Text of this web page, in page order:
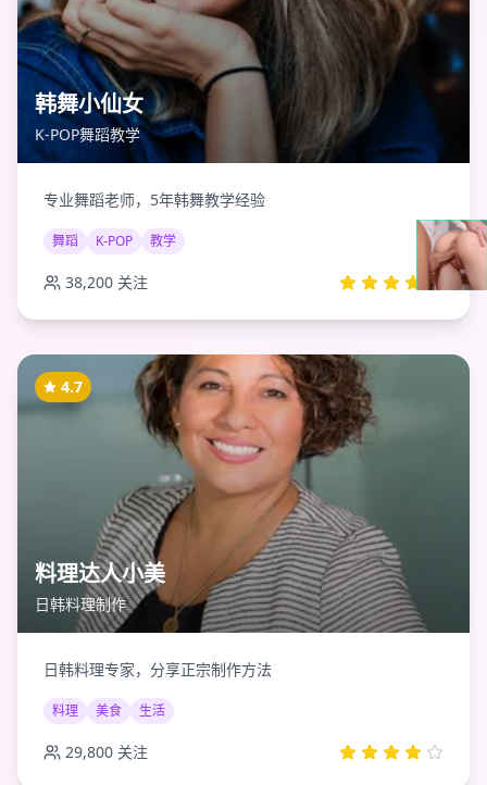
韩舞小仙女
K-POP舞蹈教学
专业舞蹈老师，5年韩舞教学经验
舞蹈 K-POP 教学
38,200 关注
4.7
料理达人小美
日韩料理制作
日韩料理专家，分享正宗制作方法
料理 美食 生活
29,800 关注